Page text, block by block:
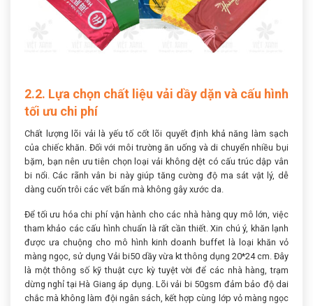
2.2. Lựa chọn chất liệu vải dầy dặn và cấu hình
tối ưu chi phí
Chất lượng lõi vải là yếu tố cốt lõi quyết định khả năng làm sạch
của chiếc khăn. Đối với môi trường ăn uống và di chuyển nhiều bụi
bặm, bạn nên ưu tiên chọn loại vải không dệt có cấu trúc dập vân
bi nổi. Các rãnh vân bi này giúp tăng cường độ ma sát vật lý, dễ
dàng cuốn trôi các vết bẩn mà không gây xước da.
Để tối ưu hóa chi phí vận hành cho các nhà hàng quy mô lớn, việc
tham khảo các cấu hình chuẩn là rất cần thiết. Xin chú ý, khăn lạnh
được ưa chuộng cho mô hình kinh doanh buffet là loại khăn vỏ
màng ngọc, sử dụng Vải bi50 dầy vừa kt thông dụng 20*24 cm. Đây
là một thông số kỹ thuật cực kỳ tuyệt vời để các nhà hàng, trạm
dừng nghỉ tại Hà Giang áp dụng. Lõi vải bi 50gsm đảm bảo độ dai
chắc mà không làm đội ngân sách, kết hợp cùng lớp vỏ màng ngọc